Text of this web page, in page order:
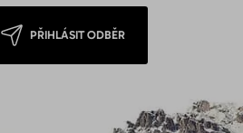
PŘIHLÁSIT ODBĚR